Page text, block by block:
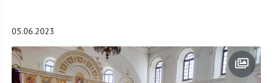
05.06.2023